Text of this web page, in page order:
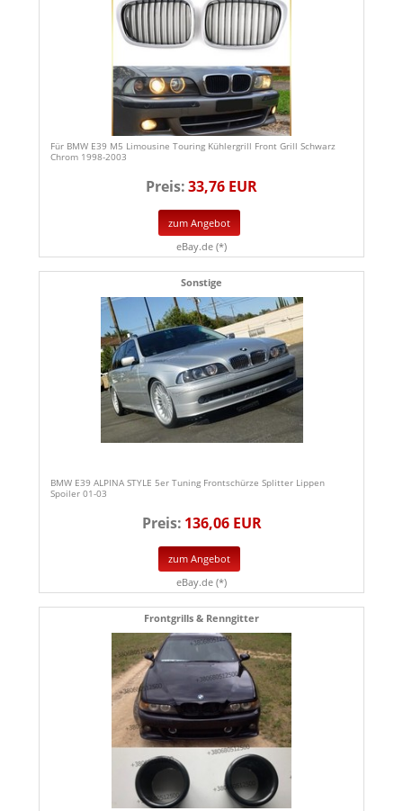
Für BMW E39 M5 Limousine Touring Kühlergrill Front Grill Schwarz
Chrom 1998-2003
Preis:33,76 EUR
zum Angebot
eBay.de (*)
Sonstige
BMW E39 ALPINA STYLE 5er Tuning Frontschürze Splitter Lippen
Spoiler 01-03
Preis: 136,06 EUR
zum Angebot
eBay.de (*)
Frontgrills & Renngitter